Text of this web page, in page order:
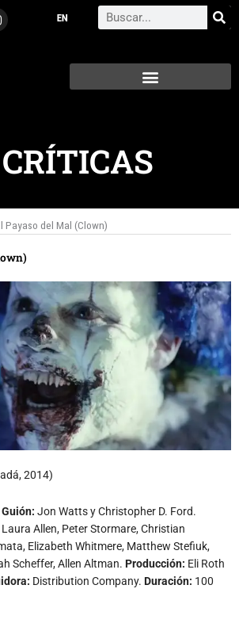
Search
CRÍTICAS
Payaso del Mal (Clown)
2014)
Guión: Jon Watts y Christopher D. Ford.
Allen, Peter Stormare, Christian
Elizabeth Whitmere, Matthew Stefiuk,
Scheffer, Allen Altman. Producción: Eli Roth
Distribution Company. Duración: 100